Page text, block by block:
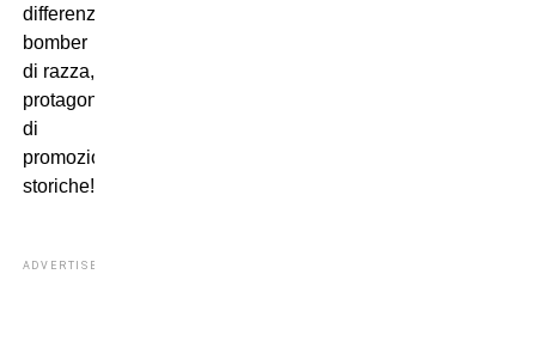
differenza,
bomber
di razza,
protagonisti
di
promozioni
storiche!
ADVERTISEMENT